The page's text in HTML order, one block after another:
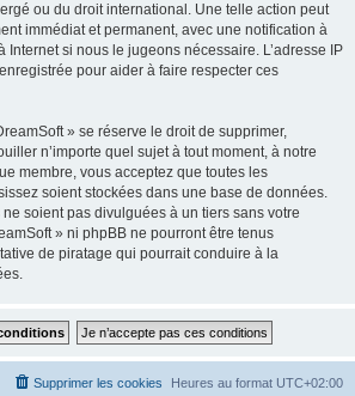
ou du droit international. Une telle action peut
immédiat et permanent, avec une notification à
Internet si nous le jugeons nécessaire. L’adresse IP
pour aider à faire respecter ces
» se réserve le droit de supprimer,
n’importe quel sujet à tout moment, à notre
membre, vous acceptez que toutes les
soient stockées dans une base de données.
soient pas divulguées à un tiers sans votre
» ni phpBB ne pourront être tenus
de piratage qui pourrait conduire à la
Heures au format UTC+02:00
Supprimer les cookies